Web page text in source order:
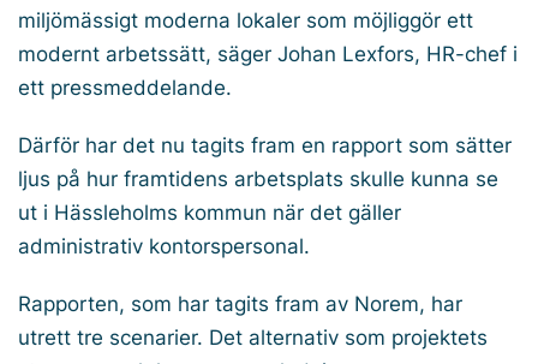
miljömässigt moderna lokaler som möjliggör ett
modernt arbetssätt, säger Johan Lexfors, HR-chef i
ett pressmeddelande.
Därför har det nu tagits fram en rapport som sätter
ljus på hur framtidens arbetsplats skulle kunna se
ut i Hässleholms kommun när det gäller
administrativ kontorspersonal.
Rapporten, som har tagits fram av Norem, har
utrett tre scenarier. Det alternativ som projektets